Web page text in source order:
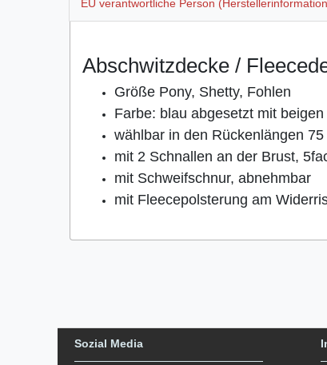
EU verantwortliche Person
Abschwitzdecke /
Größe Pony, Shetty, Fohlen
Farbe: blau abgesetzt mit
wählbar in den Rückenlängen 75
mit 2 Schnallen an der Brust,
mit Schweifschnur, abnehmbar
mit Fleecepolsterung am
Sozial Media